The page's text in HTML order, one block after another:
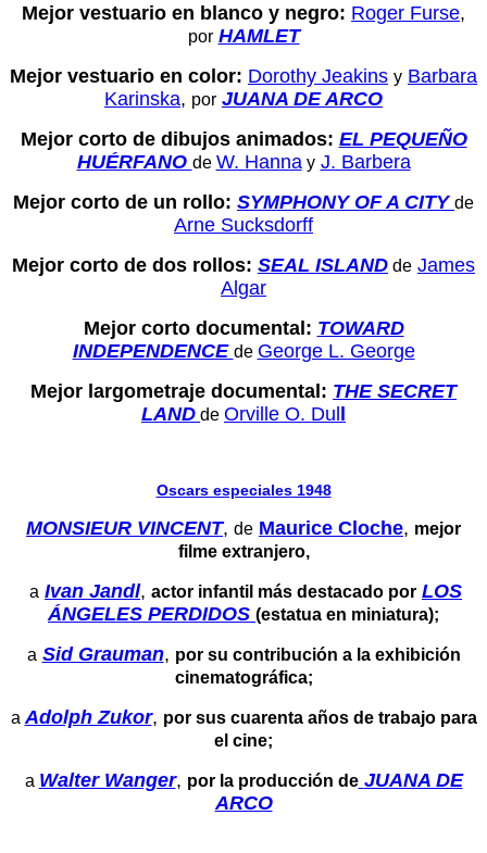
Mejor vestuario en blanco y negro: Roger Furse,
por HAMLET
Mejor vestuario en color: Dorothy Jeakins y Barbara
Karinska, por JUANA DE ARCO
Mejor corto de dibujos animados: EL PEQUEÑO
HUÉRFANO de W. Hannay J. Barbera
Mejor corto de un rollo: SYMPHONY OF A CITY de
Arne Sucksdorff
Mejor corto de dos rollos: SEAL ISLAND de James
Algar
Mejor corto documental: TOWARD
INDEPENDENCE de George L. George
Mejor largometraje documental: THE SECRET
LAND de Orville O. Dull
Oscars especiales 1948
MONSIEUR VINCENT, de Maurice Cloche, mejor
filme extranjero,
a Ivan Jandl, actor infantil más destacado por LOS
ÁNGELES PERDIDOS (estatua en miniatura);
a Sid Grauman, por su contribución a la exhibición
cinematográfica;
a Adolph Zukor, por sus cuarenta años de trabajo para
el cine;
a Walter Wanger, por la producción de JUANA DE
ARCO